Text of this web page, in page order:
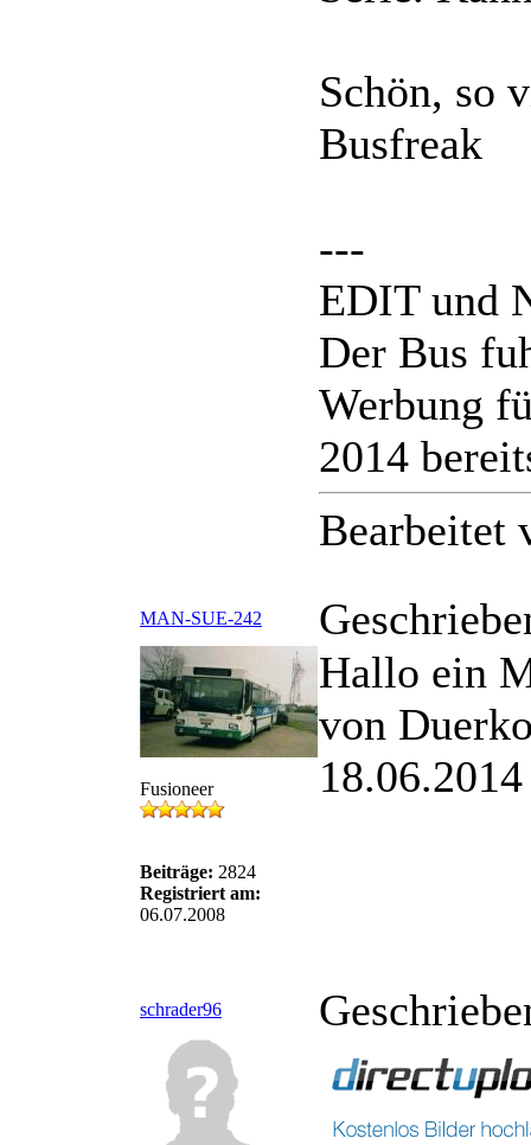
Schön, so
Busfreak
---
EDIT und
Der Bus
Werbung
2014
Bearbeitet
MAN-SUE-242
Fusioneer
Beiträge: 2824
Registriert am:
06.07.2008
Hallo ein
von
schrader96